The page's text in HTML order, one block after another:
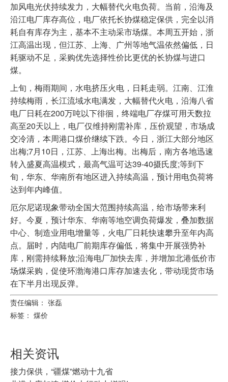
加风电光伏持续发力，大幅替代火电负荷。当前，沿海及
沿江电厂库存高位，电厂依托长协煤稳定保供，完全以消
耗自有库存为主，基本不主动采市场煤。本周五开始，浙
江高温出现，但江苏、上海、广州等地气温依然偏低，日
耗驱动不足，采购优先选择性价比更优的长协煤与进口
煤。
上旬，梅雨期间，水电挤压火电，日耗走弱。江南、江淮
持续梅雨，长江流域水电满发，大幅替代火电，沿海八省
电厂日耗在200万吨以下徘徊，终端电厂存煤可用天数拉
高至20天以上，电厂仅维持刚需补库，压价观望，市场成
交冷清，本周港口煤价继续下跌。今日，浙江大部分地区
出梅;7月10日，江苏、上海出梅。‌出梅后，南方各地迅速
转入‌盛夏高温‌模式，最高气温可达39-40摄氏度;等到下
旬，华东、华南所有地区进入持续高温，预计用电负荷将
达到年内峰值。
厄尔尼诺现象带动全国大范围持续高温，给市场带来利
好。今夏，预计华东、华南等地空调负荷爆发，叠加数据
中心、制造业用电增量等，火电厂日耗快速攀升至年内高
点。届时，内陆电厂前期库存偏低，将集中开展强势补
库，刚需持续释放;沿海电厂加快去库，并增加北港低价市
场煤采购，促使环渤海港口库存加速去化，带动现货市场
在下半月出现反弹。
责任编辑： 张磊
标签： 煤价
相关资讯
接力保供，“疆煤”燃动十九省